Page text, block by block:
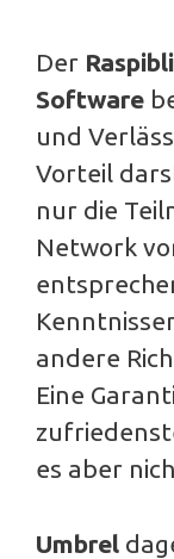
Der
Software
und
Vorteil
nur die
Network
andere
Eine
es aber
Umbrel